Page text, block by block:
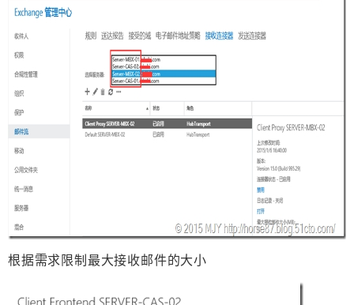
根据需求限制最大接收邮件的大小